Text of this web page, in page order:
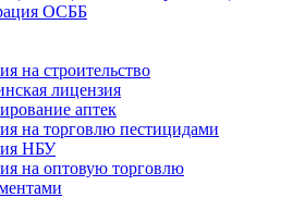
ОСББ
на строительство
лицензия
аптек
на торговлю пестицидами
НБУ
на оптовую торговлю